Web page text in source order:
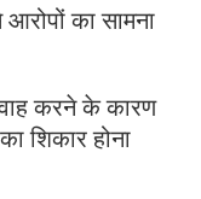
का सामना
करने के कारण
शिकार होना